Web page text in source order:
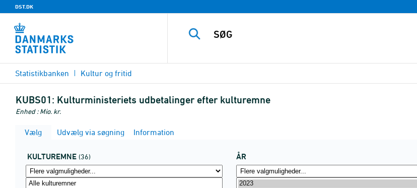
DST.DK
Statistikbanken Kultur og fritid
KUBS01: Kulturministeriets udbetalinger efter kulturemne
Enhed : Mio. kr.
Vælg Udvælg via søgning Information
KULTUREMNE (36) ÅR